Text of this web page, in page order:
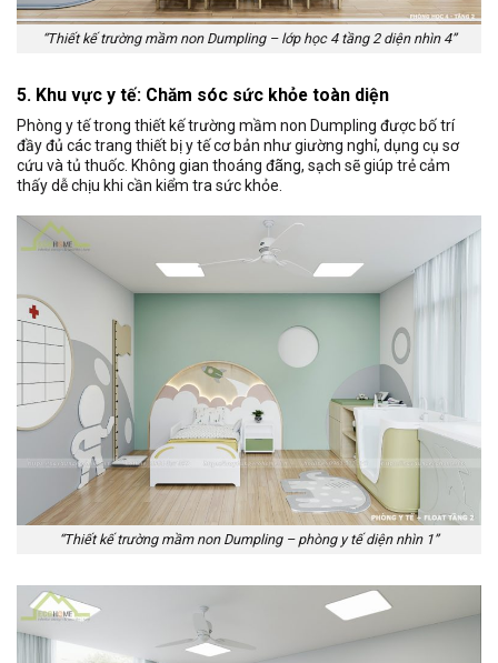
“Thiết kế trường mầm non Dumpling – lớp học 4 tầng 2 diện nhìn 4”
5. Khu vực y tế: Chăm sóc sức khỏe toàn diện
Phòng y tế trong thiết kế trường mầm non Dumpling được bố trí
đầy đủ các trang thiết bị y tế cơ bản như giường nghỉ, dụng cụ sơ
cứu và tủ thuốc. Không gian thoáng đãng, sạch sẽ giúp trẻ cảm
thấy dễ chịu khi cần kiểm tra sức khỏe.
“Thiết kế trường mầm non Dumpling – phòng y tế diện nhìn 1”